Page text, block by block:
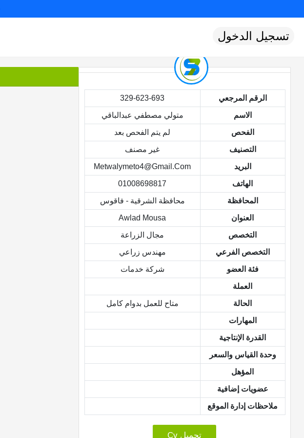
تسجيل الدخول
الرقم المرجعي 329-623-693
الاسم متولي مصطفي عبدالباقي
الفحص لم يتم الفحص بعد
التصنيف غير مصنف
البريد Metwalymeto4@gmail.com
الهاتف 01008698817
المحافظة محافظة الشرقية - فاقوس
العنوان Awlad Mousa
التخصص مجال الزراعة
التخصص الفرعي مهندس زراعي
فئة العضو شركة خدمات
العملة
الحالة متاح للعمل بدوام كامل
المهارات
القدرة الإنتاجية
وحدة القياس والسعر
المؤهل
عضويات إضافية
ملاحظات إدارة الموقع
تحميل Cv